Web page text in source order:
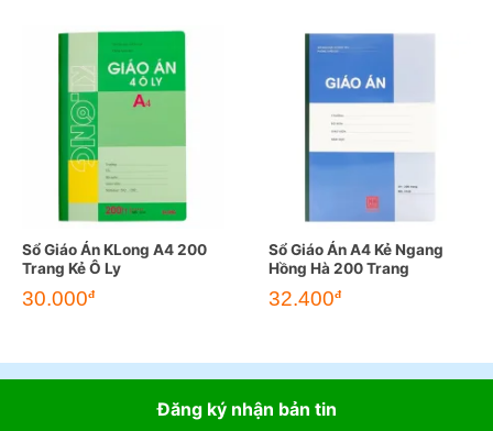
Sổ Giáo Án KLong A4 200
Trang Kẻ Ô Ly
30.000đ
Sổ Giáo Án A4 Kẻ Ngang
Hồng Hà 200 Trang
32.400đ
Đăng ký nhận bản tin